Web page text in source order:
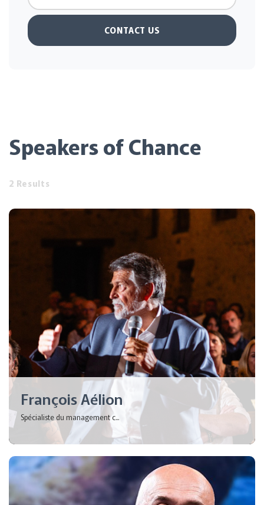
CONTACT US
Speakers of Chance
2 Results
François Aélion
Spécialiste du management c...